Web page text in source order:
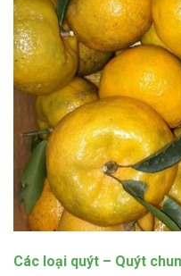
Các loại quýt – Quýt